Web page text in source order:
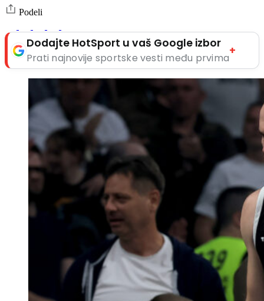
Podeli
Dodajte HotSport u vaš Google izbor
Prati najnovije sportske vesti među prvima
+